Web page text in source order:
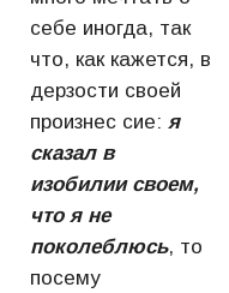
себе иногда, так
что, как кажется, в
дерзости своей
произнес сие: я
сказал в
изобилии своем,
что я не
поколеблюсь, то
посему